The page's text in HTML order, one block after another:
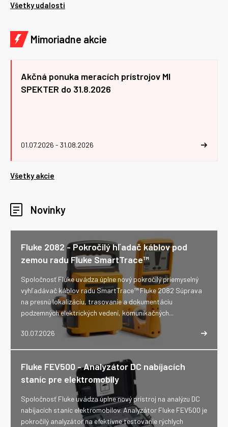
Všetky udalosti
Mimoriadne akcie
Akčná ponuka meracích prístrojov MI
SPEKTER do 31.8.2026
01.07.2026 - 31.08.2026
Všetky akcie
Novinky
Fluke 2082 - Pokročilý hľadač káblov pod
zemou radu Fluke SmartTrace™
30.07.2026
Spoločnosť Fluke uvádza úplne nový pokročilý priemyselný
vyhľadávač káblov radu SmartTrace™ Fluke 2082 Súprava
na presnú lokalizáciu, trasovanie a dokumentáciu
podzemných elektrických vedení, komunikačných...
Fluke FEV500 - Analyzátor DC nabíjacích
staníc pre elektromobily
Spoločnosť Fluke uvádza úplne nový prístroj na analýzu DC
nabíjacích staníc elektromobilov. Analyzátor Fluke FEV500 je
pokročilý analyzátor na efektívne testovanie rýchlych